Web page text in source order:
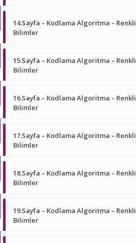
14.Sayfa – Kodlama Algoritma – Renkli
Bilimler
15.Sayfa – Kodlama Algoritma – Renkli
Bilimler
16.Sayfa – Kodlama Algoritma – Renkli
Bilimler
17.Sayfa – Kodlama Algoritma – Renkli
Bilimler
18.Sayfa – Kodlama Algoritma – Renkli
Bilimler
19.Sayfa – Kodlama Algoritma – Renkli
Bilimler